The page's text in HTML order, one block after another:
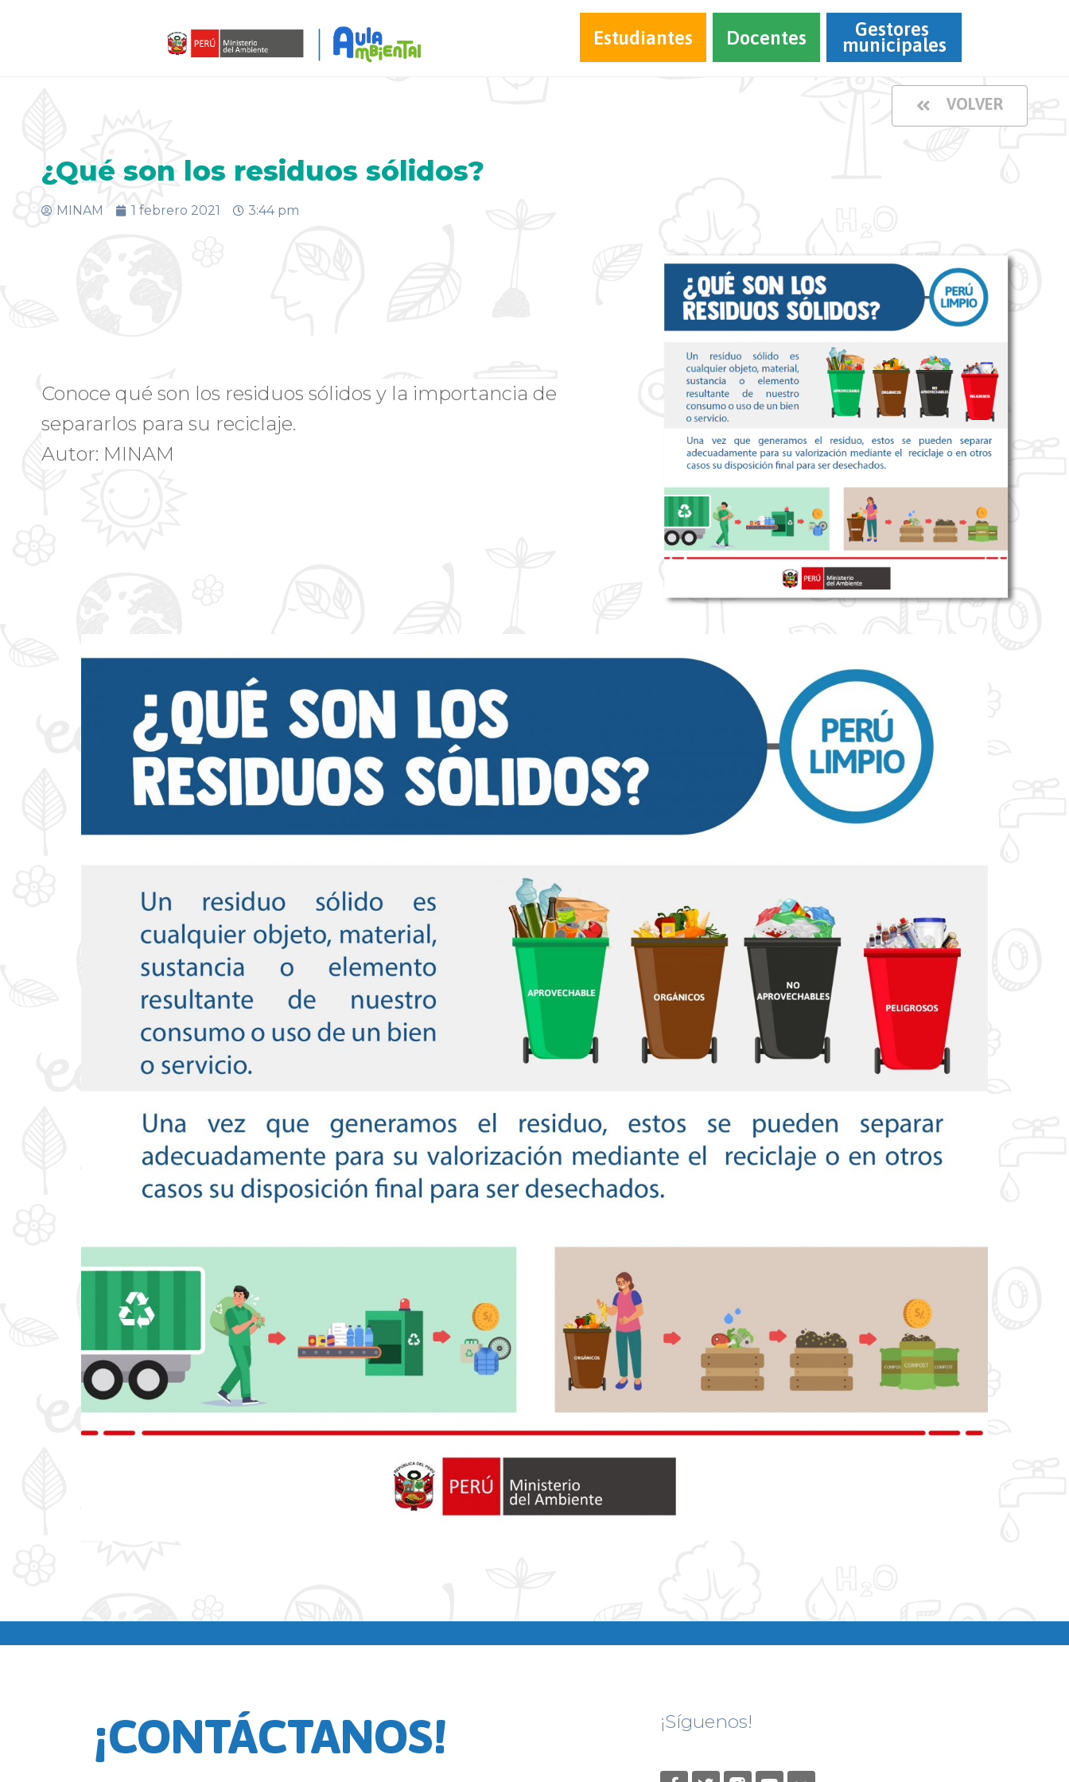
Estudiantes Docentes Gestores
municipales
VOLVER
¿Qué son los residuos sólidos?
MINAM 1 febrero 2021 3:44 pm
Conoce qué son los residuos sólidos y la importancia de
separarlos para su reciclaje.
Autor: MINAM
¡CONTÁCTANOS! ¡Síguenos!